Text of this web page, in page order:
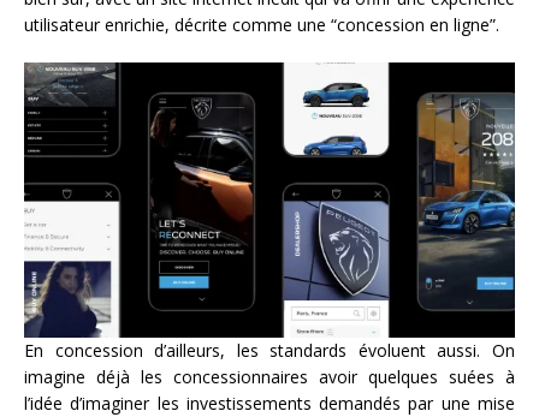
utilisateur enrichie, décrite comme une “concession en ligne”.
En concession d’ailleurs, les standards évoluent aussi. On
imagine déjà les concessionnaires avoir quelques suées à
l’idée d’imaginer les investissements demandés par une mise